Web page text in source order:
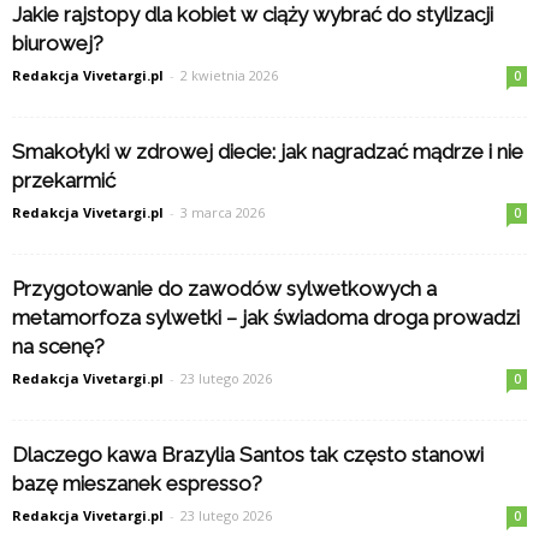
Jakie rajstopy dla kobiet w ciąży wybrać do stylizacji
biurowej?
Redakcja Vivetargi.pl - 2 kwietnia 2026 0
Smakołyki w zdrowej diecie: jak nagradzać mądrze i nie
przekarmić
Redakcja Vivetargi.pl - 3 marca 2026 0
Przygotowanie do zawodów sylwetkowych a
metamorfoza sylwetki – jak świadoma droga prowadzi
na scenę?
Redakcja Vivetargi.pl - 23 lutego 2026 0
Dlaczego kawa Brazylia Santos tak często stanowi
bazę mieszanek espresso?
Redakcja Vivetargi.pl - 23 lutego 2026 0